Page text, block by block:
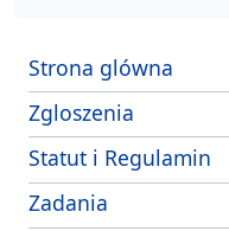
Strona glówna
Zgloszenia -
Statut i Regulamin
Zadania i srodki